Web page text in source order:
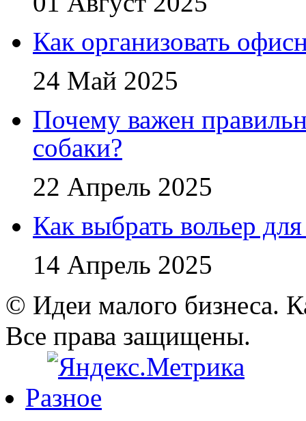
Как организовать
24 Май 2025
Почему важен
собаки?
22 Апрель 2025
Как выбрать вольер
14 Апрель 2025
© Идеи малого бизнеса.
Все права защищены.
Разное